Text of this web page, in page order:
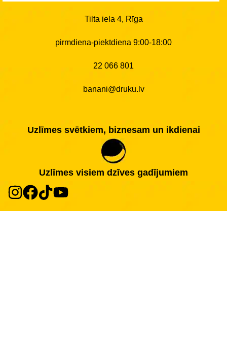
Tilta iela 4, Rīga
pirmdiena-piektdiena 9:00-18:00
22 066 801
banani@druku.lv
Uzlīmes svētkiem, biznesam un ikdienai
Uzlīmes visiem dzīves gadījumiem